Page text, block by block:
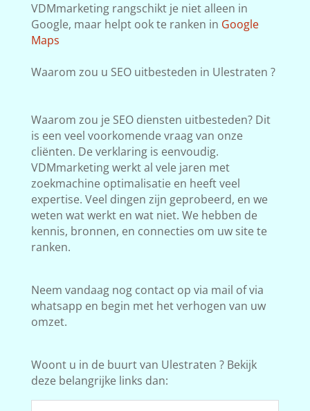
VDMmarketing rangschikt je niet alleen in
Google, maar helpt ook te ranken in Google
Maps
Waarom zou u SEO uitbesteden in Ulestraten ?
Waarom zou je SEO diensten uitbesteden? Dit
is een veel voorkomende vraag van onze
cliënten. De verklaring is eenvoudig.
VDMmarketing werkt al vele jaren met
zoekmachine optimalisatie en heeft veel
expertise. Veel dingen zijn geprobeerd, en we
weten wat werkt en wat niet. We hebben de
kennis, bronnen, en connecties om uw site te
ranken.
Neem vandaag nog contact op via mail of via
whatsapp en begin met het verhogen van uw
omzet.
Woont u in de buurt van Ulestraten ? Bekijk
deze belangrijke links dan: